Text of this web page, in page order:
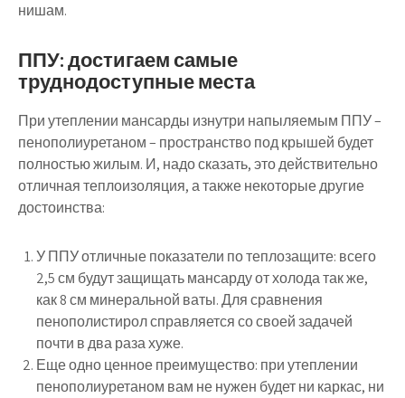
нишам.
ППУ: достигаем самые
труднодоступные места
При утеплении мансарды изнутри напыляемым ППУ –
пенополиуретаном – пространство под крышей будет
полностью жилым. И, надо сказать, это действительно
отличная теплоизоляция, а также некоторые другие
достоинства:
У ППУ отличные показатели по теплозащите: всего
2,5 см будут защищать мансарду от холода так же,
как 8 см минеральной ваты. Для сравнения
пенополистирол справляется со своей задачей
почти в два раза хуже.
Еще одно ценное преимущество: при утеплении
пенополиуретаном вам не нужен будет ни каркас, ни